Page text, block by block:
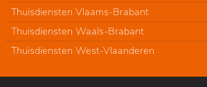
Thuisdiensten Vlaams-Brabant
Thuisdiensten Waals-Brabant
Thuisdiensten West-Vlaanderen